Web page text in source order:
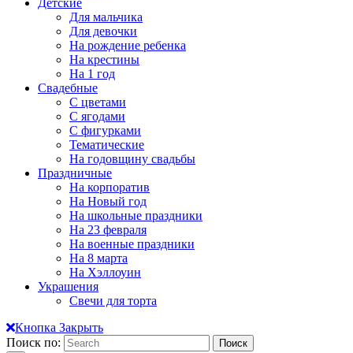
Детские
Для мальчика
Для девочки
На рождение ребенка
На крестины
На 1 год
Свадебные
С цветами
С ягодами
С фигурками
Тематические
На годовщину свадьбы
Праздничные
На корпоратив
На Новый год
На школьные праздники
На 23 февраля
На военные праздники
На 8 марта
На Хэллоуин
Украшения
Свечи для торта
Кнопка Закрыть
Поиск по: